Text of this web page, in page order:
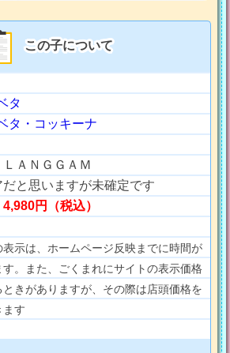
この子について
タ
タ・コッキーナ
ＡＮＧＧＡＭ
と思いますが未確定です
円（税込）
表示は、ホームページ反映までに時間が
。また、ごくまれにサイトの表示価格
きがありますが、その際は店頭価格を
ます